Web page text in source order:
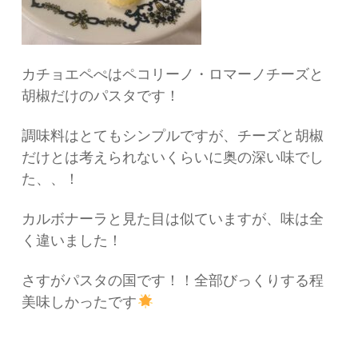
カチョエペぺはペコリーノ・ロマーノチーズと
胡椒だけのパスタです！
調味料はとてもシンプルですが、チーズと胡椒
だけとは考えられないくらいに奥の深い味でし
た、、！
カルボナーラと見た目は似ていますが、味は全
く違いました！
さすがパスタの国です！！全部びっくりする程
美味しかったです